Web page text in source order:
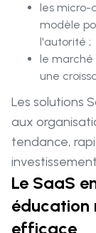
les micro-
modèle
l'autorité ;
le marché
une
Les solutions
aux
tendance,
Le SaaS
éducation
efficace